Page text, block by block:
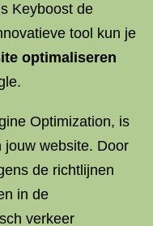
Keyboost de
tool kun je
optimaliseren
Optimization, is
jouw website. Door
de richtlijnen
in de
verkeer